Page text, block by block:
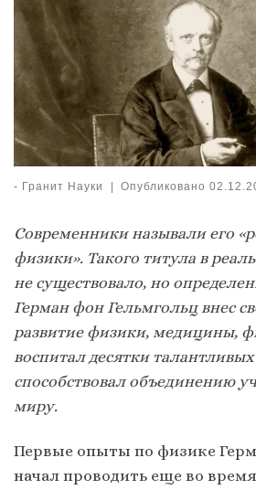
- Гранит Науки | Опубликовано
Современники называли его
физики». Такого титула в
не существовало, но
Герман фон Гельмгольц внес
развитие физики, медицины,
воспитал десятки
способствовал объединению
миру.
Первые опыты по физике
начал проводить еще во